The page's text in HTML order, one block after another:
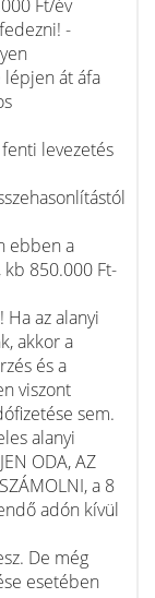
Ft/év
-
lépjen át áfa
levezetés
ebben a
kb 850.000 Ft-
az alanyi
akkor a
és a
viszont
sem.
alanyi
ODA, AZ
a 8
adón kívül
De még
esetében